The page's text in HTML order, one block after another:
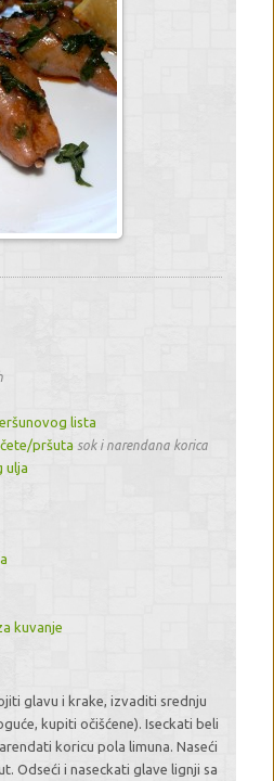
lista
pršuta sok i narendana korica
ulja
kuvanje
glavu i krake, izvaditi srednju
kupiti očišćene). Iseckati beli
koricu pola limuna. Naseći
Odseći i naseckati glave lignji sa